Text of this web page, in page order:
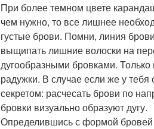
При более темном цвете
чем нужно, то все лишнее
густые брови. Помни, линия
выщипать лишние волоски на
дугообразными бровками.
радужки. В случае если же у
секретом: расчесать брови по
бровки визуально образуют дугу.
Определившись с формой